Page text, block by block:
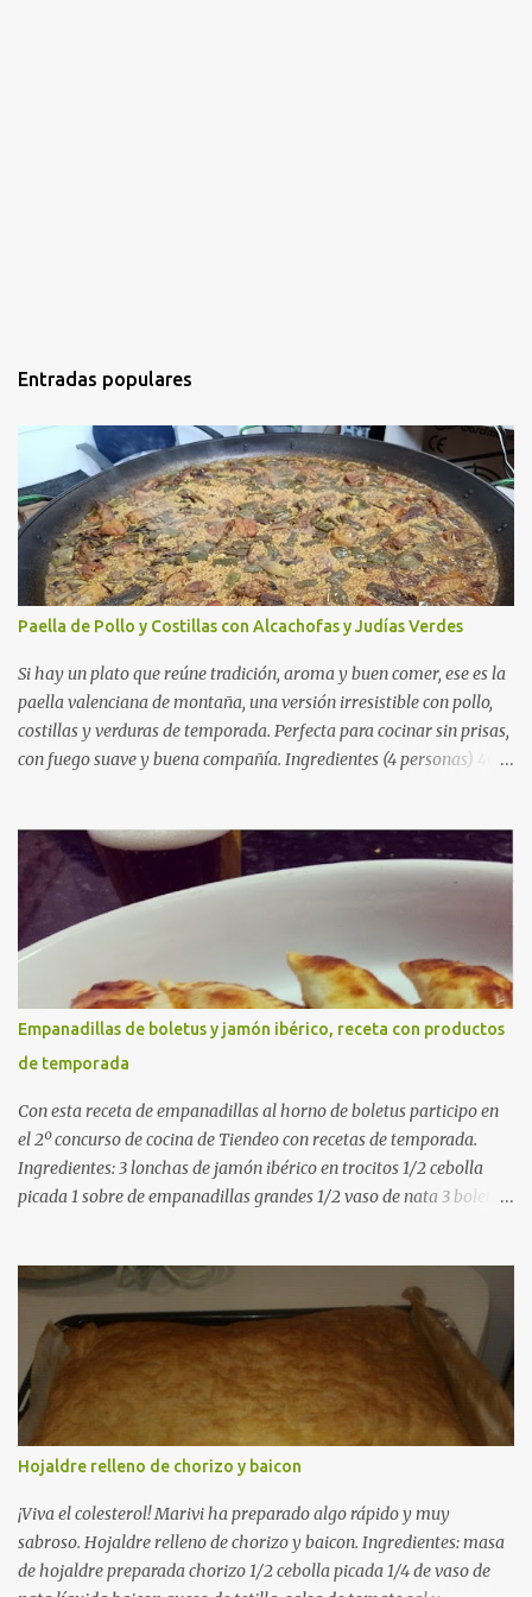
Entradas populares
Paella de Pollo y Costillas con Alcachofas y Judías Verdes
Si hay un plato que reúne tradición, aroma y buen comer, ese es la
paella valenciana de montaña, una versión irresistible con pollo,
costillas y verduras de temporada. Perfecta para cocinar sin prisas,
con fuego suave y buena compañía. Ingredientes (4 personas) 400
verdes planas 2 tomates maduros rallados 1,2 litros de caldo de
pollo (o agua) 1 cucharadita de hebras de azafrán 1 cucharadita de
pimentón dulce 2 dientes de ajo Aceite de oliva virgen extra Sal al
gusto (Opcional) una ramita de romero Elaboración 1. Prepara las
verduras Limpia las alcachofas, retira las hojas duras y córtalas en
cuartos. Trocea las judías verdes. Reserva en agua con limón para
que no se oxiden. 2. Sofríe las carnes En la paellera, añade un buen
chorro de aceite de oliva y dora bien el pollo y las costillas a fuego
medio-alto. Este paso es clave: cuanto más dorado, más sabor ten...
Empanadillas de boletus y jamón ibérico, receta con productos
de temporada
Con esta receta de empanadillas al horno de boletus participo en
el 2º concurso de cocina de Tiendeo con recetas de temporada.
Ingredientes: 3 lonchas de jamón ibérico en trocitos 1/2 cebolla
picada 1 sobre de empanadillas grandes 1/2 vaso de nata 3 boletus
virgen para untar la bandeja de horno Elaboración: Precalentar el
horno a 200ºC .Picamos la cebolla y la doramos en una sartén
grande con el aceite de oliva virgen extra a fuego medio. A
continuación agregamos la nata y los boletus en trocitos
pequeños. Removemos bien y agregamos el jamón ibérico cortado
en trocitos. Picamos los huevos duros y los agregamos a la mezcla
dejamos reducir algo la nata para que espese. Rectificamos de sal.
Empezamos a rellenar las empanadillas de la mezcla anterior con
ayuda de una cuchara. Cerramos las empanadillas con ayuda de
u...
Hojaldre relleno de chorizo y baicon
¡Viva el colesterol! Marivi ha preparado algo rápido y muy
sabroso. Hojaldre relleno de chorizo y baicon. Ingredientes: masa
de hojaldre preparada chorizo 1/2 cebolla picada 1/4 de vaso de